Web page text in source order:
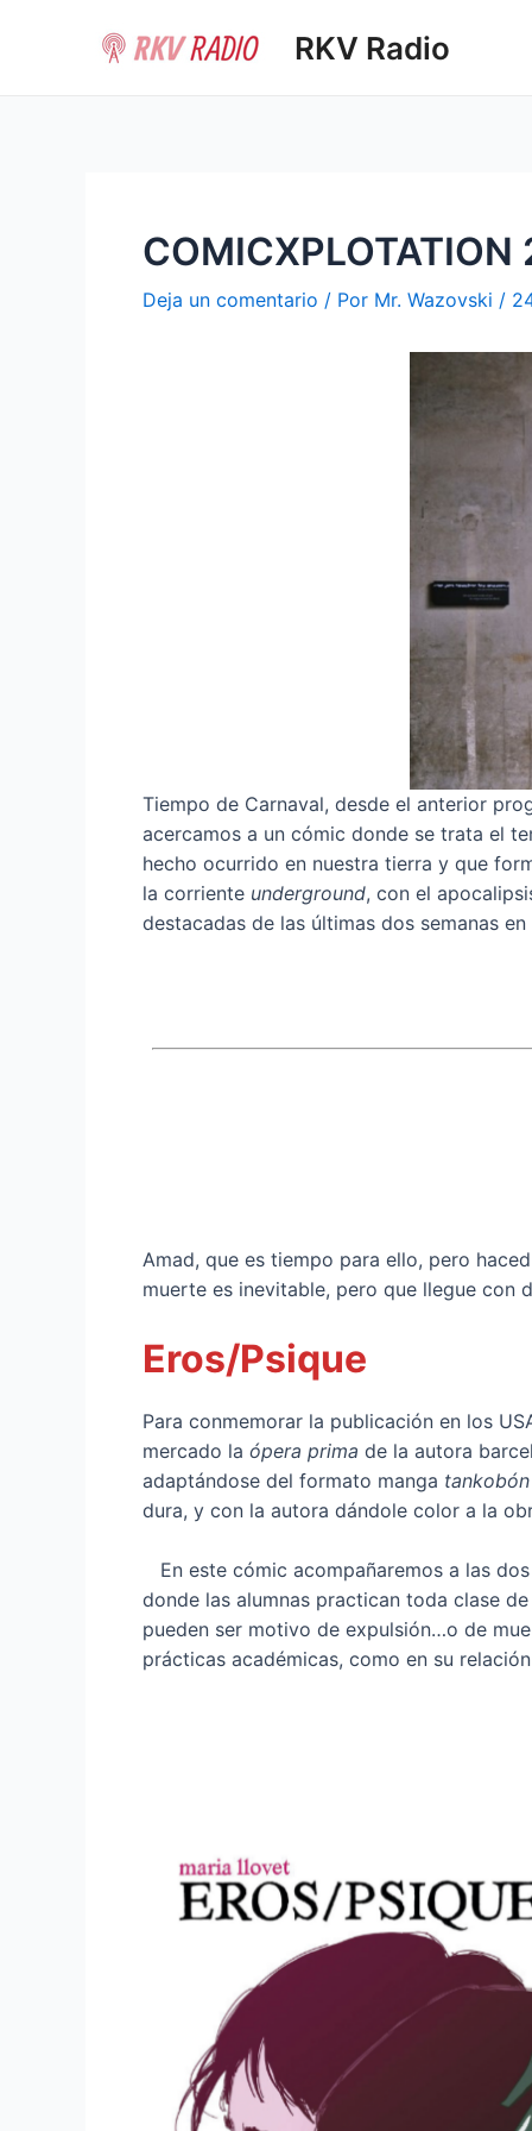
RKV Radio
Deja un comentario / Por Mr. Wazovski /
Tiempo de Carnaval, desde el anterior
acercamos a un cómic donde se trata el
hecho ocurrido en nuestra tierra y que
la corriente underground, con el
destacadas de las últimas dos semanas
Amad, que es tiempo para ello, pero
muerte es inevitable, pero que llegue con
Eros/Psique
Para conmemorar la publicación en los
mercado la ópera prima de la autora
adaptándose del formato manga tankobón
dura, y con la autora dándole color a la
En este cómic acompañaremos a las
donde las alumnas practican toda clase
pueden ser motivo de expulsión…o de
prácticas académicas, como en su